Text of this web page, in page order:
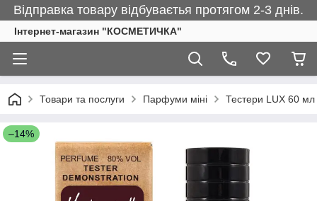
Відправка товару відбуваєтья протягом 2-3 днів.
Інтернет-магазин "КОСМЕТИЧКА"
Товари та послуги Парфуми міні Тестери LUX 60 мл
–14%